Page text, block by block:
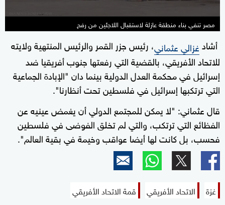
مصر تنفي بناء منطقة عازلة لاستقبال اللاجئين من رفح
أشادغزالي عثماني، رئيس جزر القمر والرئيس المنتهية ولايته
للاتحاد الأفريقي، بالقضية التي رفعتها جنوب أفريقيا ضد
إسرائيل في محكمة العدل الدولية بينما دان "الإبادة الجماعية
التي ترتكبها إسرائيل في فلسطين تحت أنظارنا".
قال عثماني: "لا يمكن للمجتمع الدولي أن يغمض عينيه عن
الفظائع التي ترتكب، والتي لم تخلق الفوضى في فلسطين
فحسب، بل كانت لها أيضا عواقب وخيمة في بقية العالم".
غزة الاتحاد الأفريقي
قمة الاتحاد الأفريقي